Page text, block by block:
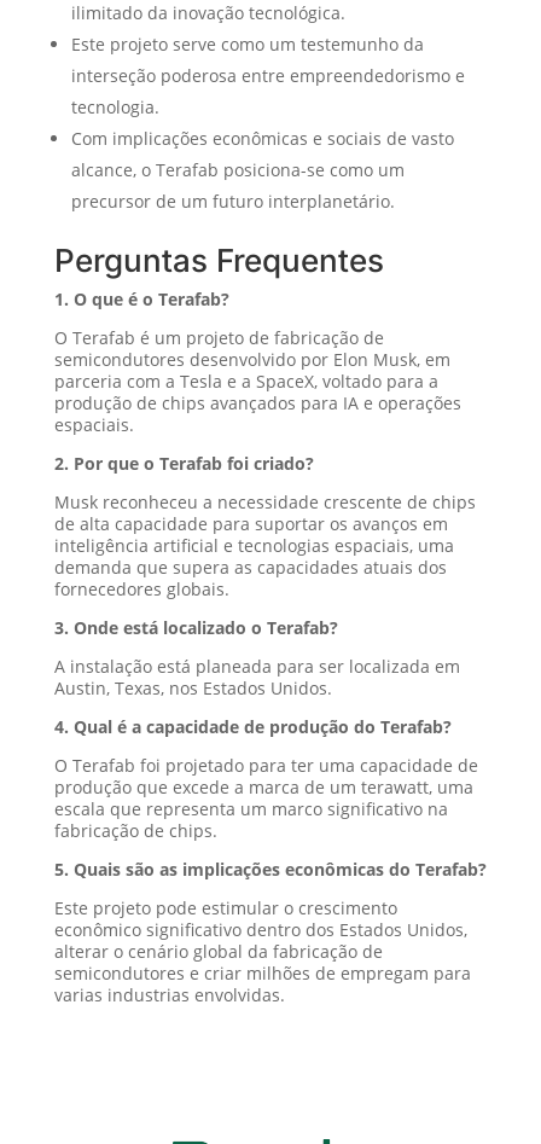
ilimitado da inovação tecnológica.
Este projeto serve como um testemunho da
interseção poderosa entre empreendedorismo e
tecnologia.
Com implicações econômicas e sociais de vasto
alcance, o Terafab posiciona-se como um
precursor de um futuro interplanetário.
Perguntas Frequentes
1. O que é o Terafab?
O Terafab é um projeto de fabricação de
semicondutores desenvolvido por Elon Musk, em
parceria com a Tesla e a SpaceX, voltado para a
produção de chips avançados para IA e operações
espaciais.
2. Por que o Terafab foi criado?
Musk reconheceu a necessidade crescente de chips
de alta capacidade para suportar os avanços em
inteligência artificial e tecnologias espaciais, uma
demanda que supera as capacidades atuais dos
fornecedores globais.
3. Onde está localizado o Terafab?
A instalação está planeada para ser localizada em
Austin, Texas, nos Estados Unidos.
4. Qual é a capacidade de produção do Terafab?
O Terafab foi projetado para ter uma capacidade de
produção que excede a marca de um terawatt, uma
escala que representa um marco significativo na
fabricação de chips.
5. Quais são as implicações econômicas do Terafab?
Este projeto pode estimular o crescimento
econômico significativo dentro dos Estados Unidos,
alterar o cenário global da fabricação de
semicondutores e criar milhões de empregam para
varias industrias envolvidas.